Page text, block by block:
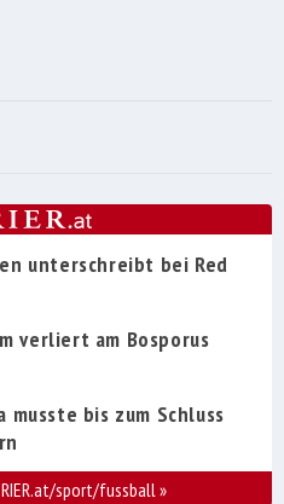
unterschreibt bei Red
verliert am Bosporus
bis zum Schluss
sport/fussball»